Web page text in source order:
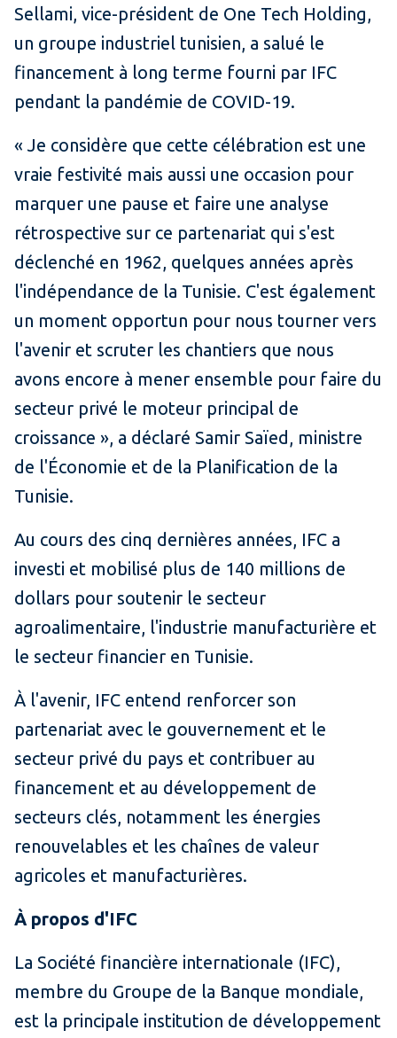
Sellami, vice-président de One Tech Holding,
un groupe industriel tunisien, a salué le
financement à long terme fourni par IFC
pendant la pandémie de COVID-19.
« Je considère que cette célébration est une
vraie festivité mais aussi une occasion pour
marquer une pause et faire une analyse
rétrospective sur ce partenariat qui s'est
déclenché en 1962, quelques années après
l'indépendance de la Tunisie. C'est également
un moment opportun pour nous tourner vers
l'avenir et scruter les chantiers que nous
avons encore à mener ensemble pour faire du
secteur privé le moteur principal de
croissance », a déclaré Samir Saïed, ministre
de l'Économie et de la Planification de la
Tunisie.
Au cours des cinq dernières années, IFC a
investi et mobilisé plus de 140 millions de
dollars pour soutenir le secteur
agroalimentaire, l'industrie manufacturière et
le secteur financier en Tunisie.
À l'avenir, IFC entend renforcer son
partenariat avec le gouvernement et le
secteur privé du pays et contribuer au
financement et au développement de
secteurs clés, notamment les énergies
renouvelables et les chaînes de valeur
agricoles et manufacturières.
À propos d'IFC
La Société financière internationale (IFC),
membre du Groupe de la Banque mondiale,
est la principale institution de développement